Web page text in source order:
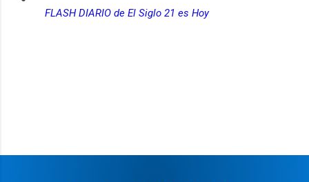
FLASH DIARIO de El Siglo 21 es Hoy